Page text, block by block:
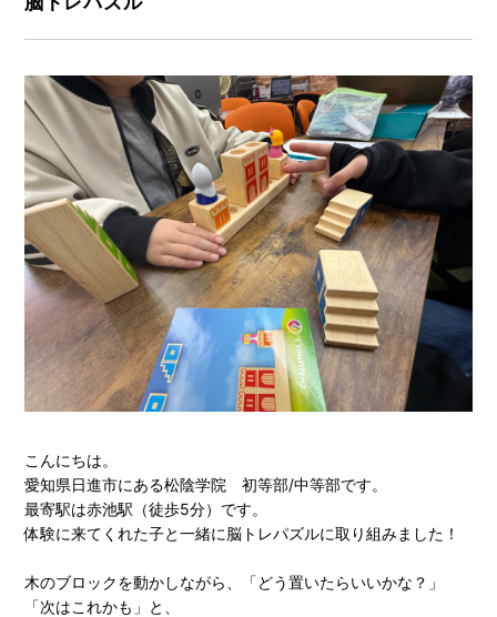
こんにちは。
愛知県日進市にある松陰学院 初等部/中等部です。
最寄駅は赤池駅（徒歩5分）です。
体験に来てくれた子と一緒に脳トレパズルに取り組みました！
木のブロックを動かしながら、「どう置いたらいいかな？」
「次はこれかも」と、